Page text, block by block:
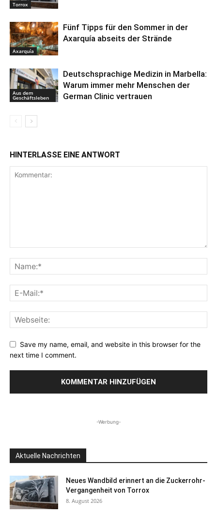
Torrox
Axarquía
Fünf Tipps für den Sommer in der
Axarquía abseits der Strände
Aus dem
Geschäftsleben
Deutschsprachige Medizin in Marbella:
Warum immer mehr Menschen der
German Clinic vertrauen
HINTERLASSE EINE ANTWORT
Save my name, email, and website in this browser for the
next time I comment.
-Werbung-
Aktuelle Nachrichten
Neues Wandbild erinnert an die Zuckerrohr-
Vergangenheit von Torrox
8. August 2026